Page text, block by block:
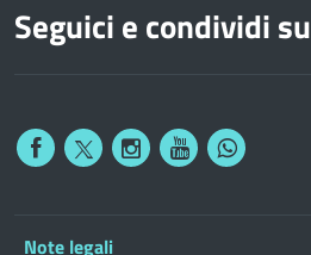
Seguici e condividi su
Note legali